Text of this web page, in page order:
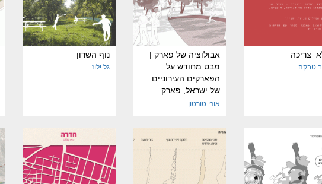
טבקה
אבולוציה של פארק |
מבט מחודש על
הפארקים העירוניים
של ישראל, פארק
הירקון כמקרה בוחן
אורי טורטון
נוף השרון
גל ילוז